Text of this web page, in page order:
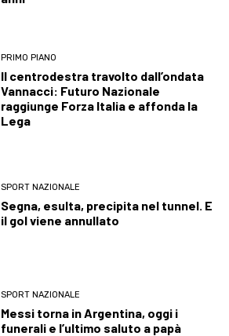
PRIMO PIANO
Il centrodestra travolto dall’ondata
Vannacci: Futuro Nazionale
raggiunge Forza Italia e affonda la
Lega
SPORT NAZIONALE
Segna, esulta, precipita nel tunnel. E
il gol viene annullato
SPORT NAZIONALE
Messi torna in Argentina, oggi i
funerali e l’ultimo saluto a papà